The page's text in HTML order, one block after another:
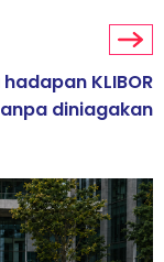
KLIBOR
diniagakan